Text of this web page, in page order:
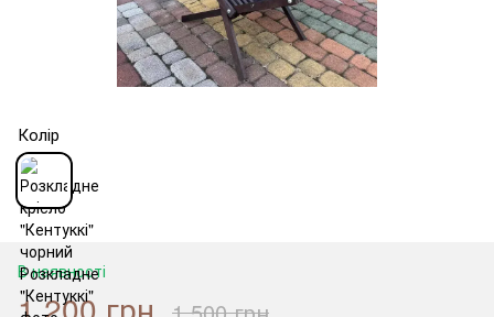
Колір
В наявності
1 200 грн